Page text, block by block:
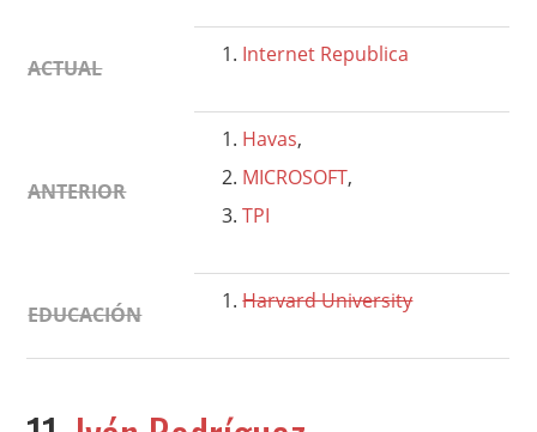
ACTUAL
Internet Republica
ANTERIOR
Havas,
MICROSOFT,
TPI
EDUCACIÓN
Harvard University